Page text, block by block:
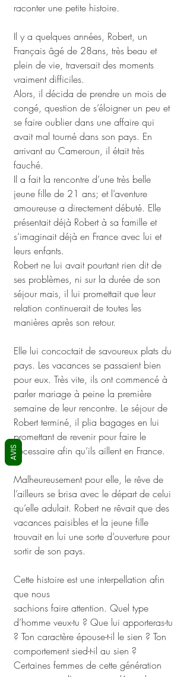
raconter une petite histoire.
Il y a quelques années, Robert, un
Français âgé de 28ans, très beau et
plein de vie, traversait des moments
vraiment difficiles.
Alors, il décida de prendre un mois de
congé, question de s’éloigner un peu et
se faire oublier dans une affaire qui
avait mal tourné dans son pays. En
arrivant au Cameroun, il était très
fauché.
Il a fait la rencontre d’une très belle
jeune fille de 21 ans; et l’aventure
amoureuse a directement débuté. Elle
présentait déjà Robert à sa famille et
s’imaginait déjà en France avec lui et
leurs enfants.
Robert ne lui avait pourtant rien dit de
ses problèmes, ni sur la durée de son
séjour mais, il lui promettait que leur
relation continuerait de toutes les
manières après son retour.
Elle lui concoctait de savoureux plats du
pays. Les vacances se passaient bien
pour eux. Très vite, ils ont commencé à
parler mariage à peine la première
semaine de leur rencontre. Le séjour de
Robert terminé, il plia bagages en lui
promettant de revenir pour faire le
nécessaire afin qu’ils aillent en France.
Malheureusement pour elle, le rêve de
l’ailleurs se brisa avec le départ de celui
qu’elle adulait. Robert ne rêvait que des
vacances paisibles et la jeune fille
trouvait en lui une sorte d’ouverture pour
sortir de son pays.
Cette histoire est une interpellation afin
que nous
sachions faire attention. Quel type
d’homme veux-tu ? Que lui apporteras-tu
? Ton caractère épouse-t-il le sien ? Ton
comportement sied-t-il au sien ?
Certaines femmes de cette génération
AVIS